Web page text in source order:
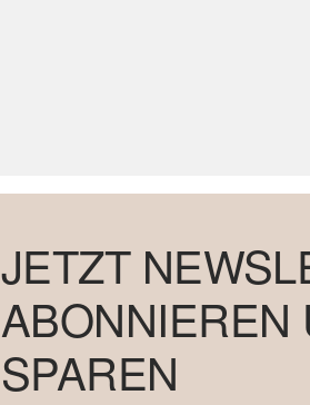
JETZT
ABONNIEREN
SPAREN